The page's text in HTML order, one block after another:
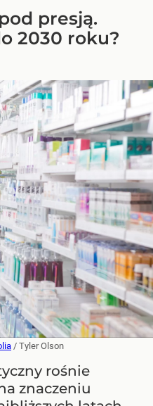
presją.
2030 roku?
/ Tyler Olson
rośnie
znaczeniu